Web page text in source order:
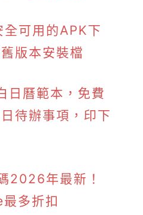
可用的APK下
版本安裝檔
曆範本，免費
待辦事項，印下
2026年最新！
多折扣